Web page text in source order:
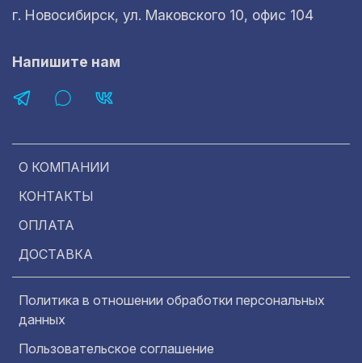
О КОМПАНИИ
КОНТАКТЫ
ОПЛАТА
ДОСТАВКА
Политика в отношении обработки персональных
данных
Пользовательское соглашение
г. Новосибирск, ул. Маковского 10, офис 104
Напишите нам